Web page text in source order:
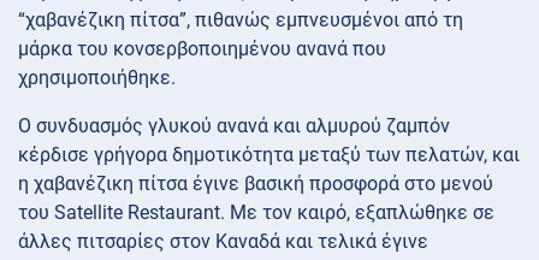
“χαβανέζικη πίτσα”, πιθανώς εμπνευσμένοι από τη
μάρκα του κονσερβοποιημένου ανανά που
χρησιμοποιήθηκε.
Ο συνδυασμός γλυκού ανανά και αλμυρού ζαμπόν
κέρδισε γρήγορα δημοτικότητα μεταξύ των πελατών, και
η χαβανέζικη πίτσα έγινε βασική προσφορά στο μενού
του Satellite Restaurant. Με τον καιρό, εξαπλώθηκε σε
άλλες πιτσαρίες στον Καναδά και τελικά έγινε